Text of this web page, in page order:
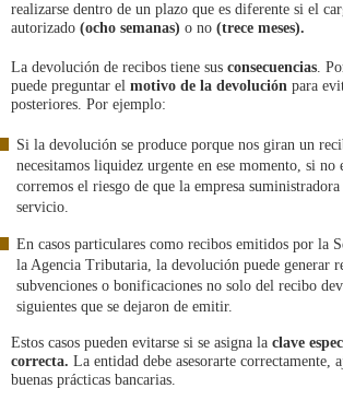
realizarse dentro de un plazo que es diferente si el
autorizado (ocho semanas) o no (trece meses).
La devolución de recibos tiene sus consecuencias.
puede preguntar el motivo de la devolución para
posteriores. Por ejemplo:
Si la devolución se produce porque nos giran un
necesitamos liquidez urgente en ese momento, si no
corremos el riesgo de que la empresa
servicio.
En casos particulares como recibos emitidos por la
la Agencia Tributaria, la devolución puede generar
subvenciones o bonificaciones no solo del recibo
siguientes que se dejaron de emitir.
Estos casos pueden evitarse si se asigna la clave
correcta. La entidad debe asesorarte correctamente,
buenas prácticas bancarias.